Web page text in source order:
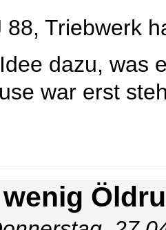
88, Triebwerk
dazu, was
war erst
wenig